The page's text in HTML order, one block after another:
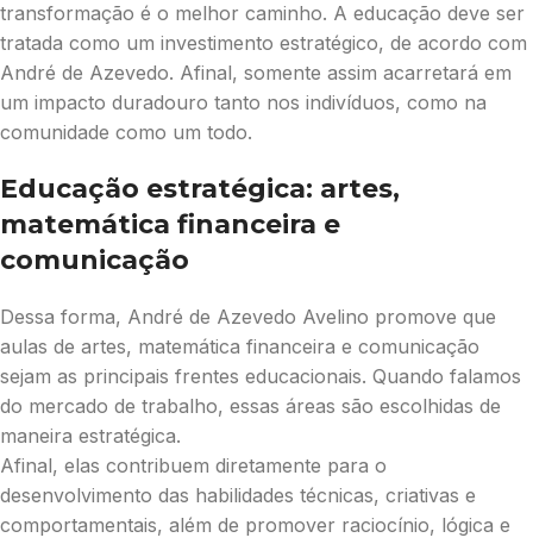
transformação é o melhor caminho. A educação deve ser
tratada como um investimento estratégico, de acordo com
André de Azevedo. Afinal, somente assim acarretará em
um impacto duradouro tanto nos indivíduos, como na
comunidade como um todo.
Educação estratégica: artes,
matemática financeira e
comunicação
Dessa forma, André de Azevedo Avelino promove que
aulas de artes, matemática financeira e comunicação
sejam as principais frentes educacionais. Quando falamos
do mercado de trabalho, essas áreas são escolhidas de
maneira estratégica.
Afinal, elas contribuem diretamente para o
desenvolvimento das habilidades técnicas, criativas e
comportamentais, além de promover raciocínio, lógica e